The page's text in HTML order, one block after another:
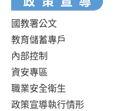
國教署公文
教育儲蓄專戶
內部控制
資安專區
職業安全衛生
政策宣導執行情形